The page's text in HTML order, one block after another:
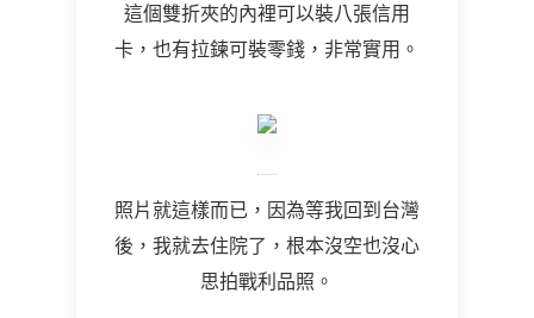
這個雙折夾的內裡可以裝八張信用
卡，也有拉鍊可裝零錢，非常實用。
照片就這樣而已，因為等我回到台灣
後，我就去住院了，根本沒空也沒心
思拍戰利品照。